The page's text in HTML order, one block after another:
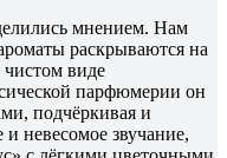
мнением. Нам
раскрываются на
виде
парфюмерии он
подчёркивая и
невесомое звучание,